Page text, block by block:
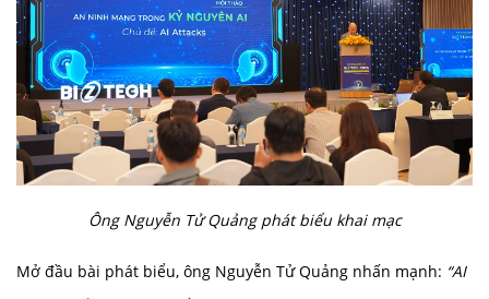
Ông Nguyễn Tử Quảng phát biểu khai mạc
Mở đầu bài phát biểu, ông Nguyễn Tử Quảng nhấn mạnh: “AI